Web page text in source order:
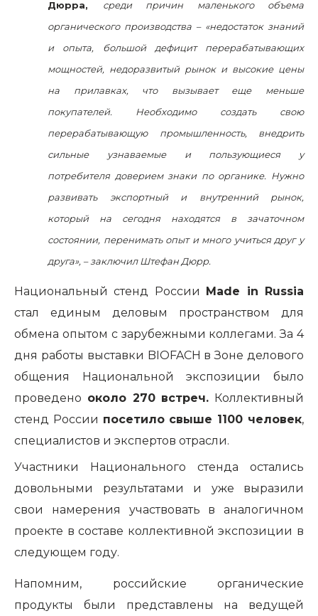
Дюрра, среди причин маленького объема
органического производства – «недостаток знаний
и опыта, большой дефицит перерабатывающих
мощностей, недоразвитый рынок и высокие цены
на прилавках, что вызывает еще меньше
покупателей. Необходимо создать свою
перерабатывающую промышленность, внедрить
сильные узнаваемые и пользующиеся у
потребителя доверием знаки по органике. Нужно
развивать экспортный и внутренний рынок,
который на сегодня находятся в зачаточном
состоянии, перенимать опыт и много учиться друг у
друга», – заключил Штефан Дюрр.
Национальный стенд России
Made in Russia
стал единым деловым пространством для
обмена опытом с зарубежными коллегами. За 4
дня работы выставки BIOFACH в Зоне делового
общения Национальной экспозиции было
проведено около 270 встреч. Коллективный
стенд России посетило свыше 1100 человек,
специалистов и экспертов отрасли.
Участники Национального стенда остались
довольными результатами и уже выразили
свои намерения участвовать в аналогичном
проекте в составе коллективной экспозиции в
следующем году.
Напомним, российские органические
продукты были представлены на ведущей